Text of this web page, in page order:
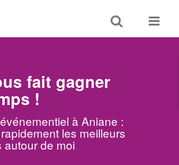
Toggle
search
Toggle
fait gagner
!
à Aniane :
les meilleurs
autour de moi